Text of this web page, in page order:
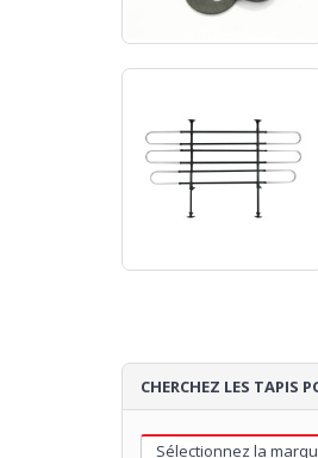
CHERCHEZ LES TAPIS